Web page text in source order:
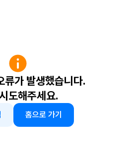
류가 발생했습니다.
도해주세요.
홈으로 가기